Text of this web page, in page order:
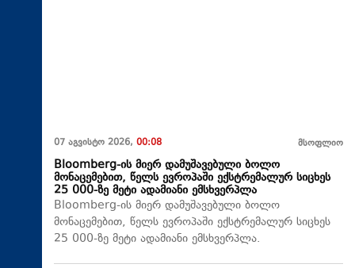
07 აგვისტო 2026, 00:08 მსოფლიო
Bloomberg-ის მიერ დამუშავებული ბოლო
მონაცემებით, წელს ევროპაში ექსტრემალურ სიცხეს
25 000-ზე მეტი ადამიანი ემსხვერპლა
Bloomberg-ის მიერ დამუშავებული ბოლო
მონაცემებით, წელს ევროპაში ექსტრემალურ სიცხეს
25 000-ზე მეტი ადამიანი ემსხვერპლა.